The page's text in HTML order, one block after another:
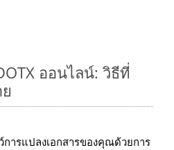
ออนไลน์: วิธีที่
การแปลงเอกสารของคุณด้วยการ